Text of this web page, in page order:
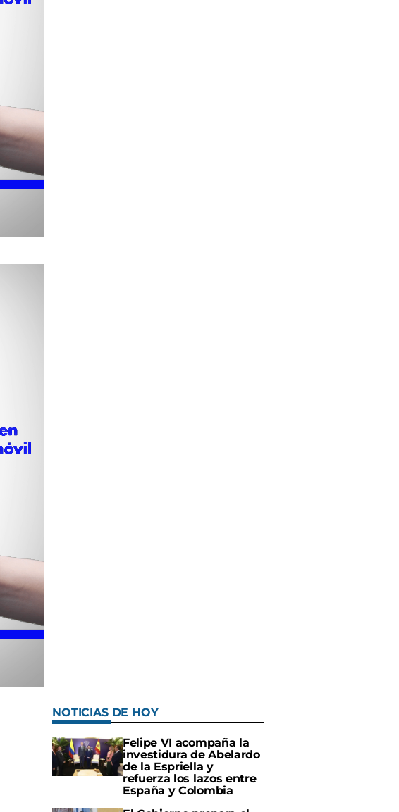
NOTICIAS DE HOY
Felipe VI acompaña la
investidura de Abelardo
de la Espriella y
refuerza los lazos entre
España y Colombia